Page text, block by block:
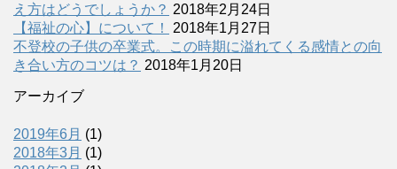
え方はどうでしょうか？ 2018年2月24日
【福祉の心】について！
2018年1月27日
不登校の子供の卒業式。この時期に溢れてくる感情との向
き合い方のコツは？ 2018年1月20日
アーカイブ
2019年6月 (1)
2018年3月 (1)